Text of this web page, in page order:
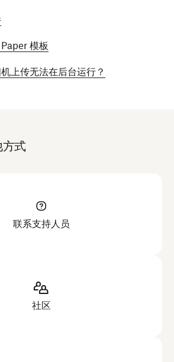
模板
上传无法在后台运行？
式
联系支持人员
社区